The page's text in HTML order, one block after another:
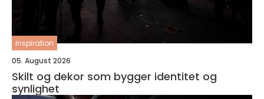
inspiration
05. August 2026
Skilt og dekor som bygger identitet og
synlighet